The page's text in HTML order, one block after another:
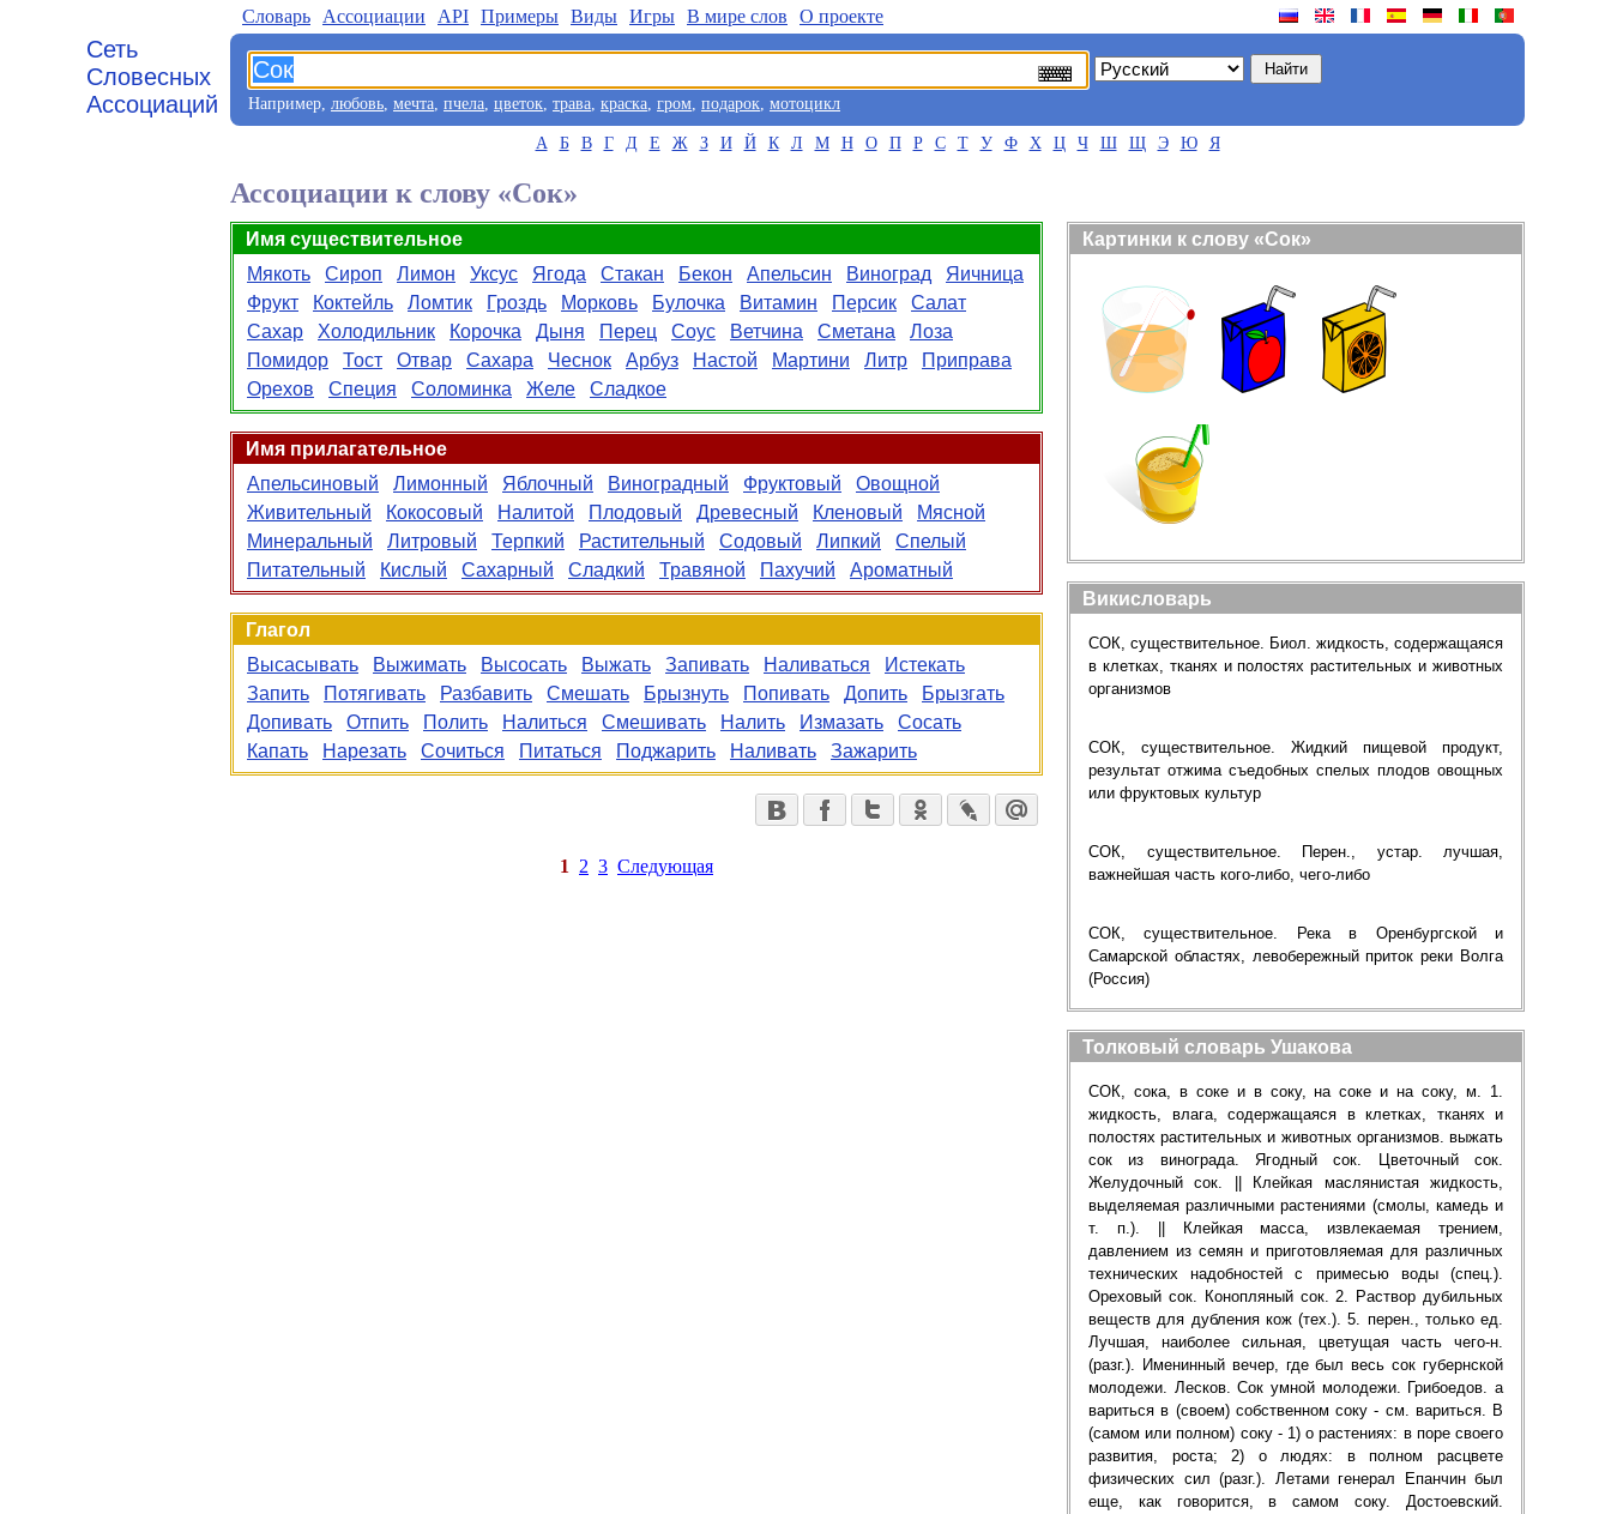
Сеть
Словесных
Ассоциаций
Словарь Aссоциации API Примеры Виды Игры В мире слов О проекте
Например, любовь, мечта, пчела, цветок, трава, краска, гром, подарок, мотоцикл
А Б В Г Д Е Ж З И Й К Л М Н О П Р С Т У Ф Х Ц Ч Ш Щ Э Ю Я
Ассоциации к слову «Сок»
Имя существительное
Мякоть
Сироп Лимон Уксус Ягода Стакан Бекон Апельсин Виноград
Яичница
Фрукт
Коктейль Ломтик Гроздь Морковь Булочка Витамин Персик
Салат
Сахар
Холодильник Корочка Дыня Перец Соус Ветчина Сметана
Лоза
Помидор
Тост Отвар Сахара Чеснок Арбуз Настой Мартини Литр
Приправа
Орехов
Специя Соломинка Желе Сладкое
Имя прилагательное
Апельсиновый
Лимонный Яблочный Виноградный Фруктовый
Овощной
Живительный
Кокосовый Налитой Плодовый Древесный Кленовый
Мясной
Минеральный
Литровый Терпкий Растительный Содовый Липкий
Спелый
Питательный
Кислый Сахарный Сладкий Травяной Пахучий Ароматный
Глагол
Высасывать
Выжимать Высосать Выжать Запивать Наливаться
Истекать
Запить
Потягивать Разбавить Смешать Брызнуть Попивать Допить
Брызгать
Допивать
Отпить Полить Налиться Смешивать Налить Измазать
Сосать
Капать
Нарезать Сочиться Питаться Поджарить Наливать Зажарить
1 2 3 Следующая
Картинки к слову «Сок»
Викисловарь
СОК, существительное. Биол. жидкость, содержащаяся
в клетках, тканях и полостях растительных и животных
организмов
СОК, существительное. Жидкий пищевой продукт,
результат отжима съедобных спелых плодов овощных
или фруктовых культур
СОК, существительное. Перен., устар. лучшая,
важнейшая часть кого-либо, чего-либо
СОК, существительное. Река в Оренбургской и
Самарской областях, левобережный приток реки Волга
(Россия)
Толковый словарь Ушакова
СОК, сока, в соке и в соку, на соке и на соку, м. 1.
жидкость, влага, содержащаяся в клетках, тканях и
полостях растительных и животных организмов. выжать
сок из винограда. Ягодный сок. Цветочный сок.
Желудочный сок. || Клейкая маслянистая жидкость,
выделяемая различными растениями (смолы, камедь и
т. п.). || Клейкая масса, извлекаемая трением,
давлением из семян и приготовляемая для различных
технических надобностей с примесью воды (спец.).
Ореховый сок. Конопляный сок. 2. Раствор дубильных
веществ для дубления кож (тех.). 5. перен., только ед.
Лучшая, наиболее сильная, цветущая часть чего-н.
(разг.). Именинный вечер, где был весь сок губернской
молодежи. Лесков. Сок умной молодежи. Грибоедов. а
вариться в (своем) собственном соку - см. вариться. В
(самом или полном) соку - 1) о растениях: в поре своего
развития, роста; 2) о людях: в полном расцвете
физических сил (разг.). Летами генерал Епанчин был
еще, как говорится, в самом соку. Достоевский.